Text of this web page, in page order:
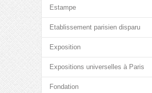
Estampe
Etablissement parisien disparu
Exposition
Expositions universelles à Paris
Fondation